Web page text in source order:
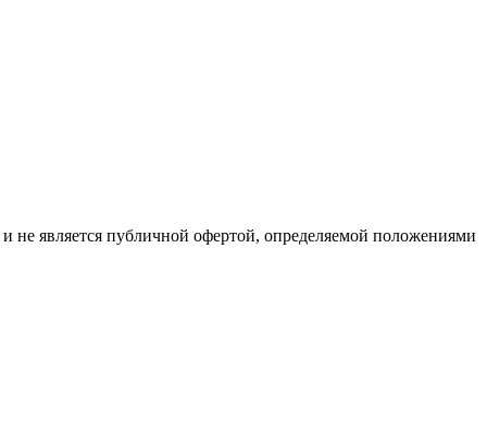
не является публичной офертой, определяемой положениями